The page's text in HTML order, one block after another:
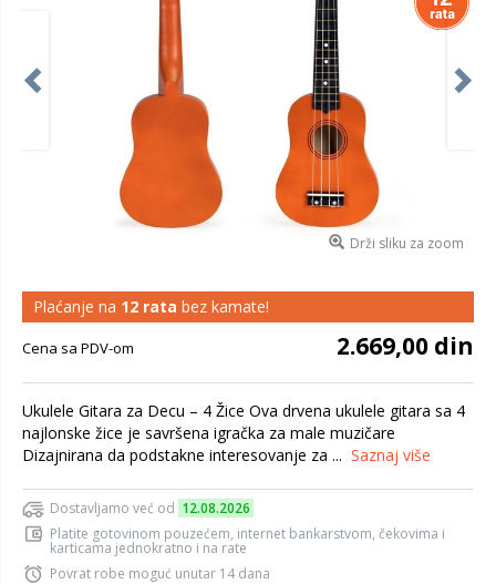
Drži sliku za zoom
Plaćanje na 12 rata bez kamate!
Cena sa PDV-om 2.669,00 din
Ukulele Gitara za Decu – 4 Žice Ova drvena ukulele gitara sa 4
najlonske žice je savršena igračka za male muzičare
Dizajnirana da podstakne interesovanje za ... Saznaj više
Dostavljamo već od 12.08.2026
Platite gotovinom pouzećem, internet bankarstvom, čekovima i
karticama jednokratno i na rate
Povrat robe moguć unutar 14 dana